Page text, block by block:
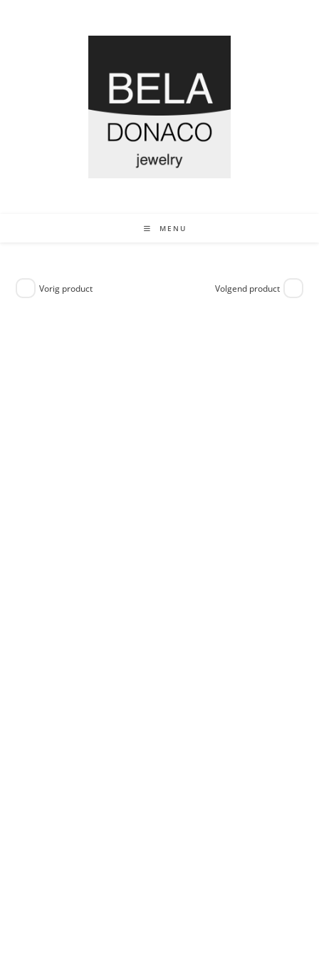
MENU
Vorig product Volgend product